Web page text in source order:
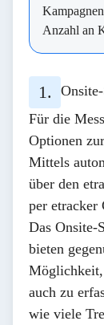
Anzahl an
Für die
Optionen
Mittels
über den
per etracker
Das Onsite-
bieten
Möglichkeit,
auch zu
wie viele